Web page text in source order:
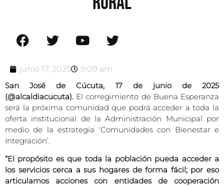
junio 17, 2025
9:09 am
San José de Cúcuta, 17 de junio de 2025
(@alcaldiacucuta). El corregimiento de Buena Esperanza
será la próxima comunidad que podrá acceder a toda la
oferta institucional de la Administración Municipal por
medio de la estrategia ‘Comunidades con Bienestar e
Integración’.
“El propósito es que toda la población pueda acceder a
los servicios cerca a sus hogares de forma fácil; por eso
articulamos acciones con entidades de cooperación